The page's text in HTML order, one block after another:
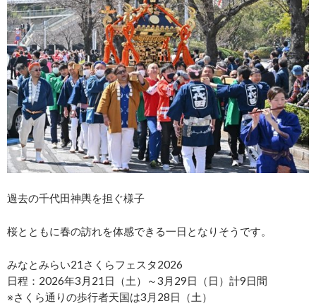
過去の千代田神輿を担ぐ様子
桜とともに春の訪れを体感できる一日となりそうです。
みなとみらい21さくらフェスタ2026
日程：2026年3月21日（土）～3月29日（日）計9日間
※さくら通りの歩行者天国は3月28日（土）